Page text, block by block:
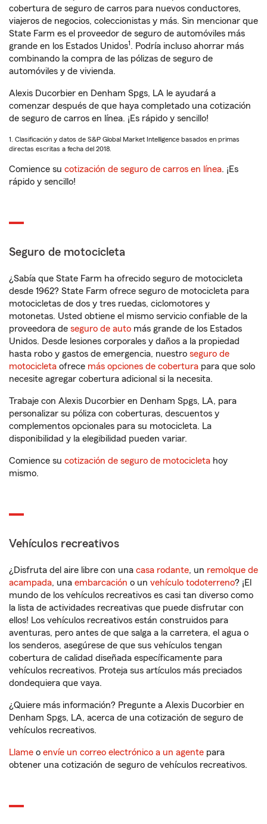
cobertura de seguro de carros para nuevos conductores,
viajeros de negocios, coleccionistas y más. Sin mencionar que
State Farm es el proveedor de seguro de automóviles más
grande en los Estados Unidos1. Podría incluso ahorrar más
combinando la compra de las pólizas de seguro de
automóviles y de vivienda.
Alexis Ducorbier en Denham Spgs, LA le ayudará a
comenzar después de que haya completado una cotización
de seguro de carros en línea. ¡Es rápido y sencillo!
1. Clasificación y datos de S&P Global Market Intelligence basados en primas
directas escritas a fecha del 2018.
Comience su cotización de seguro de carros en línea. ¡Es
rápido y sencillo!
Seguro de motocicleta
¿Sabía que State Farm ha ofrecido seguro de motocicleta
desde 1962? State Farm ofrece seguro de motocicleta para
motocicletas de dos y tres ruedas, ciclomotores y
motonetas. Usted obtiene el mismo servicio confiable de la
proveedora de seguro de auto más grande de los Estados
Unidos. Desde lesiones corporales y daños a la propiedad
hasta robo y gastos de emergencia, nuestro seguro de
motocicleta ofrece más opciones de cobertura para que solo
necesite agregar cobertura adicional si la necesita.
Trabaje con Alexis Ducorbier en Denham Spgs, LA, para
personalizar su póliza con coberturas, descuentos y
complementos opcionales para su motocicleta. La
disponibilidad y la elegibilidad pueden variar.
Comience su cotización de seguro de motocicleta hoy
mismo.
Vehículos recreativos
¿Disfruta del aire libre con una casa rodante, un remolque de
acampada, una embarcación o un vehículo todoterreno? ¡El
mundo de los vehículos recreativos es casi tan diverso como
la lista de actividades recreativas que puede disfrutar con
ellos! Los vehículos recreativos están construidos para
aventuras, pero antes de que salga a la carretera, el agua o
los senderos, asegúrese de que sus vehículos tengan
cobertura de calidad diseñada específicamente para
vehículos recreativos. Proteja sus artículos más preciados
dondequiera que vaya.
¿Quiere más información? Pregunte a Alexis Ducorbier en
Denham Spgs, LA, acerca de una cotización de seguro de
vehículos recreativos.
Llame o envíe un correo electrónico a un agente para
obtener una cotización de seguro de vehículos recreativos.